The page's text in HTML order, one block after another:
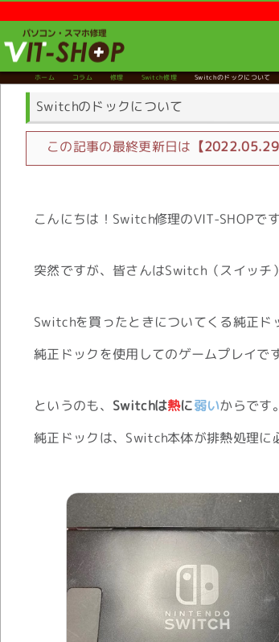
ホーム コラム 修理 Switch修理 Switchのドックについて
Switchのドックについて
この記事の最終更新日は 【2022.05.29
こんにちは！Switch修理のVIT-SHOPで
突然ですが、皆さんはSwitch（スイッチ
Switchを買ったときについてくる純正ド
純正ドックを使用してのゲームプレイで
というのも、 Switchは熱に弱いからです。
純正ドックは、Switch本体が排熱処理に